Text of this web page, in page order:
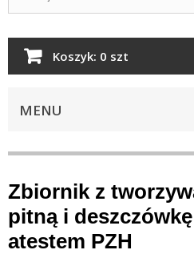
Koszyk: 0 szt
MENU
Zbiornik z
pitną i deszczówkę
atestem PZH